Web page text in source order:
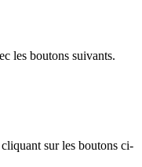
les boutons suivants.
sur les boutons ci-